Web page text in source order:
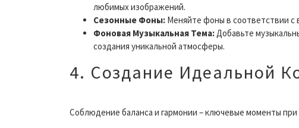
любимых изображений.
Сезонные Фоны: Меняйте фоны в соответствии с
Фоновая Музыкальная Тема: Добавьте
создания уникальной атмосферы.
4. Создание Идеальной
Соблюдение баланса и гармонии – ключевые моменты